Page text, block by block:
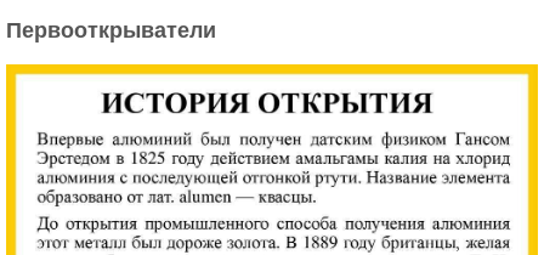
Первооткрыватели